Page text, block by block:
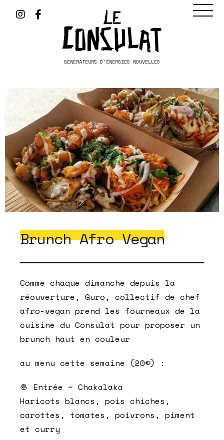
GÉNÉRATEURS D'ÉNERGIES NOUVELLES
Brunch Afro Vegan
Comme chaque dimanche depuis la
réouverture, Guro, collectif de chef
afro-vegan prend les fourneaux de la
cuisine du Consulat pour proposer un
brunch haut en couleur
au menu cette semaine (20€) :
🧆 Entrée ~ Chakalaka
Haricots blancs, pois chiches,
carottes, tomates, poivrons, piment
et curry